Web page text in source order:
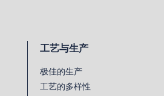
工艺与生产
极佳的生产
工艺的多样性